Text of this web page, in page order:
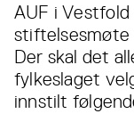
AUF i
stiftelsesmøte
Der skal det
fylkeslaget
innstilt